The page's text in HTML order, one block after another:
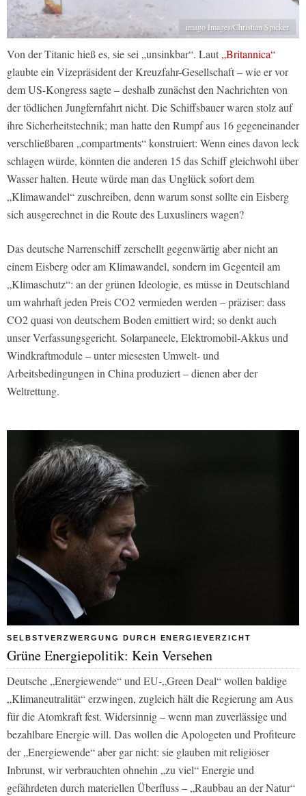
imago Images/Christian Spicker
Von der Titanic hieß es, sie sei „unsinkbar“. Laut„Britannica“
glaubte ein Vizepräsident der Kreuzfahr-Gesellschaft – wie er vor
dem US-Kongress sagte – deshalb zunächst den Nachrichten von
der tödlichen Jungfernfahrt nicht. Die Schiffsbauer waren stolz auf
ihre Sicherheitstechnik; man hatte den Rumpf aus 16 gegeneinander
verschließbaren „compartments“ konstruiert: Wenn eines davon leck
schlagen würde, könnten die anderen 15 das Schiff gleichwohl über
Wasser halten. Heute würde man das Unglück sofort dem
„Klimawandel“ zuschreiben, denn warum sonst sollte ein Eisberg
sich ausgerechnet in die Route des Luxusliners wagen?
Das deutsche Narrenschiff zerschellt gegenwärtig aber nicht an
einem Eisberg oder am Klimawandel, sondern im Gegenteil am
„Klimaschutz“: an der grünen Ideologie, es müsse in Deutschland
um wahrhaft jeden Preis CO2 vermieden werden – präziser: dass
CO2 quasi von deutschem Boden emittiert wird; so denkt auch
unser Verfassungsgericht. Solarpaneele, Elektromobil-Akkus und
Windkraftmodule – unter miesesten Umwelt- und
Arbeitsbedingungen in China produziert – dienen aber der
Weltrettung.
SELBSTVERZWERGUNG DURCH ENERGIEVERZICHT
Grüne Energiepolitik: Kein Versehen
Deutsche „Energiewende“ und EU-„Green Deal“ wollen baldige
„Klimaneutralität“ erzwingen, zugleich hält die Regierung am Aus
für die Atomkraft fest. Widersinnig – wenn man zuverlässige und
bezahlbare Energie will. Das wollen die Apologeten und Profiteure
der „Energiewende“ aber gar nicht: sie glauben mit religiöser
Inbrunst, wir verbrauchten ohnehin „zu viel“ Energie und
gefährdeten durch materiellen Überfluss – „Raubbau an der Natur“